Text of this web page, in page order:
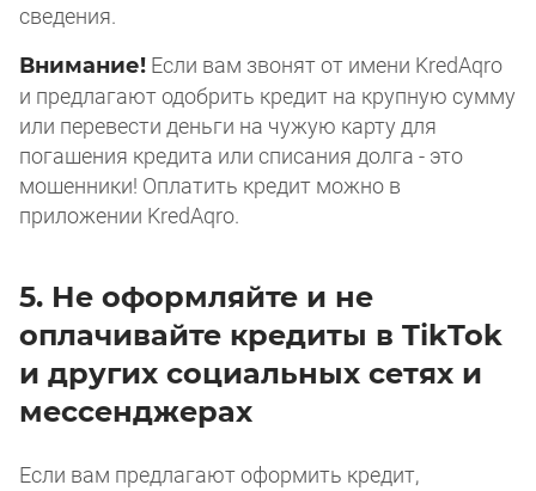
сведения.
Внимание! Если вам звонят от имени KredAqro
и предлагают одобрить кредит на крупную сумму
или перевести деньги на чужую карту для
погашения кредита или списания долга - это
мошенники! Оплатить кредит можно в
приложении KredAqro.
5. Не оформляйте и не
оплачивайте кредиты в TikTok
и других социальных сетях и
мессенджерах
Если вам предлагают оформить кредит,